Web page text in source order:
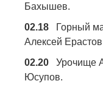
Бахышев.
02.18 Горный
Алексей
02.20 Урочище
Юсупов.